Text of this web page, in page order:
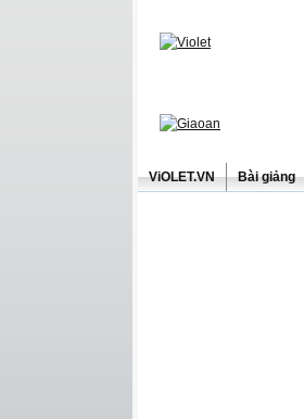
ViOLET.VN Bài giảng